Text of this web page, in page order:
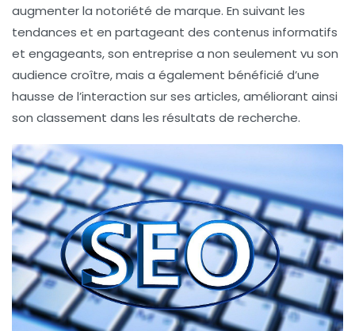
augmenter la notoriété de marque. En suivant les
tendances et en partageant des contenus informatifs
et engageants, son entreprise a non seulement vu son
audience croître, mais a également bénéficié d’une
hausse de l’interaction sur ses articles, améliorant ainsi
son classement dans les résultats de recherche.